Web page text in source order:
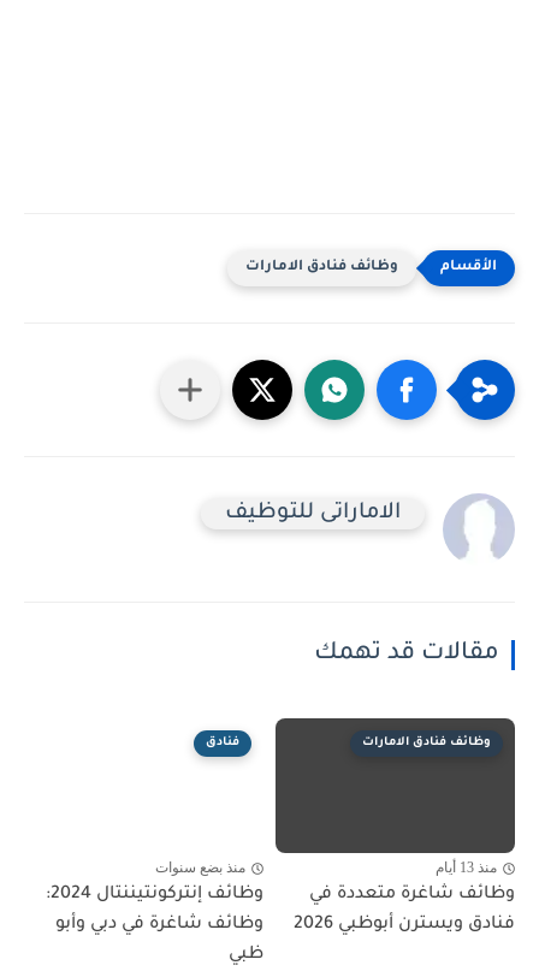
وظائف فنادق الامارات
الاماراتى للتوظيف
مقالات قد تهمك
وظائف فنادق الامارات
منذ 13 أيام
وظائف شاغرة متعددة في
فنادق ويسترن أبوظبي 2026
فنادق
منذ بضع سنوات
وظائف إنتركونتيننتال 2024:
وظائف شاغرة في دبي وأبو
ظبي